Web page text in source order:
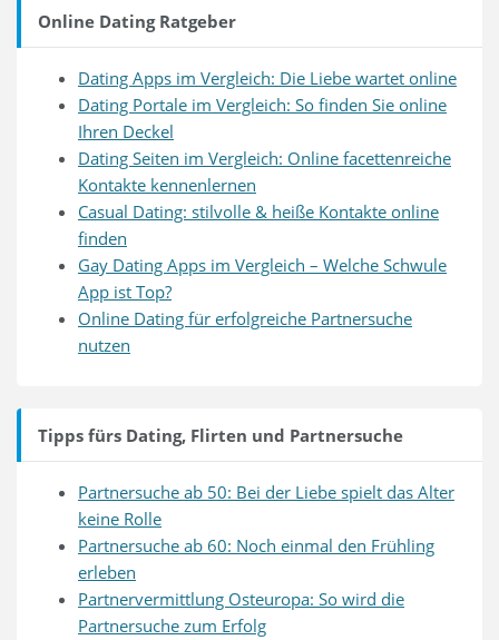
Online Dating Ratgeber
Dating Apps im Vergleich: Die Liebe wartet online
Dating Portale im Vergleich: So finden Sie online
Ihren Deckel
Dating Seiten im Vergleich: Online facettenreiche
Kontakte kennenlernen
Casual Dating: stilvolle & heiße Kontakte online
finden
Gay Dating Apps im Vergleich – Welche Schwule
App ist Top?
Online Dating für erfolgreiche Partnersuche
nutzen
Tipps fürs Dating, Flirten und Partnersuche
Partnersuche ab 50: Bei der Liebe spielt das Alter
keine Rolle
Partnersuche ab 60: Noch einmal den Frühling
erleben
Partnervermittlung Osteuropa: So wird die
Partnersuche zum Erfolg